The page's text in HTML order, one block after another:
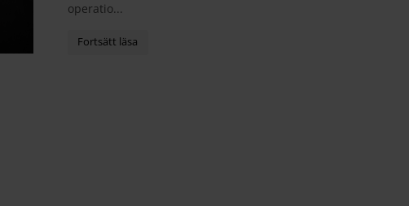
operatio...